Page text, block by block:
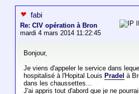
fabi
Re: CIV opération à Bron
mardi 4 mars 2014 11:22:45
Bonjour,
Je viens d'appeler le service dans
hospitalisé à l'Hopital Louis Pradel à
dans les chaussettes...
J'ai appris tout d'abord que je ne